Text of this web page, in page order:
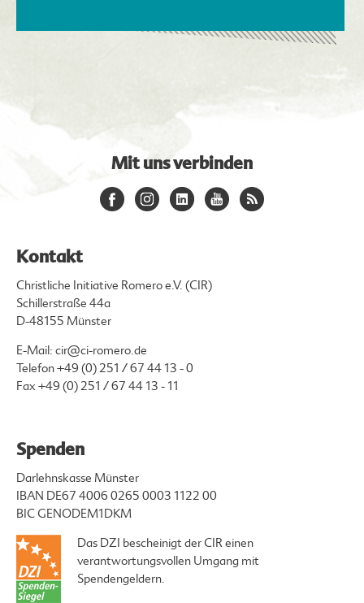
Mit uns verbinden
Kontakt
Christliche Initiative Romero e.V. (CIR)
Schillerstraße 44a
D-48155 Münster
E-Mail: cir@ci-romero.de
Telefon+49 (0) 251 / 67 44 13 - 0
Fax +49 (0) 251 / 67 44 13 - 11
Spenden
Darlehnskasse Münster
IBAN DE67 4006 0265 0003 1122 00
BIC GENODEM1DKM
Das DZI bescheinigt der CIR einen
verantwortungsvollen Umgang mit
Spendengeldern.